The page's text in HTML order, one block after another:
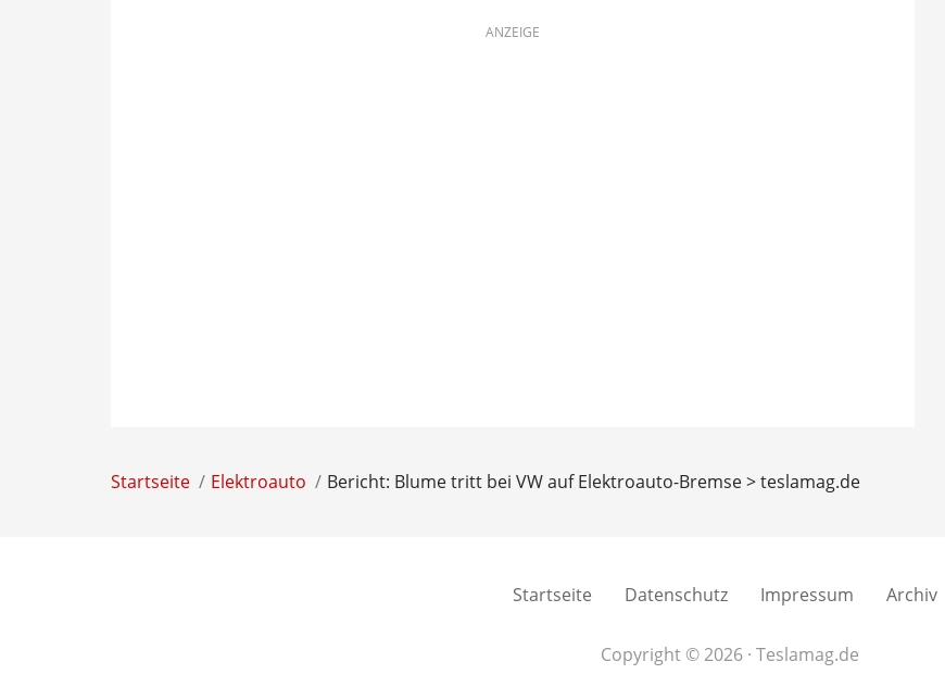
ANZEIGE
Startseite Elektroauto Bericht: Blume tritt bei VW auf Elektroauto-Bremse > teslamag.de
Startseite Datenschutz Impressum Archiv
Copyright © 2026 · Teslamag.de